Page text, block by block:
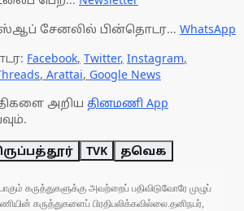
சேனலில் பின்தொடர... WhatsApp
Facebook, Twitter, Instagram,
, Arattai, Google News
அறிய தினமணி App
TVK தவெக
கருத்துகளுக்கு அவற்றைப் பதிவிடுவோரே முழுப்
கருத்துகளைப் பிரதிபலிக்கவில்லை.தனிநபர்,